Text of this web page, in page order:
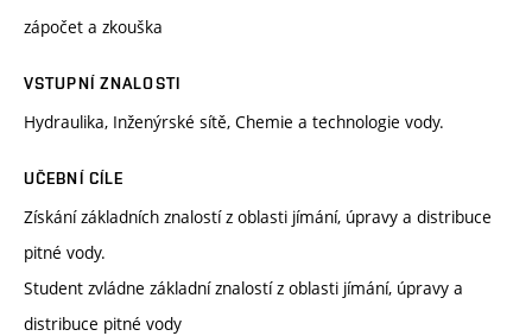
zápočet a zkouška
VSTUPNÍ ZNALOSTI
Hydraulika, Inženýrské sítě, Chemie a technologie vody.
UČEBNÍ CÍLE
Získání základních znalostí z oblasti jímání, úpravy a distribuce
pitné vody.
Student zvládne základní znalostí z oblasti jímání, úpravy a
distribuce pitné vody